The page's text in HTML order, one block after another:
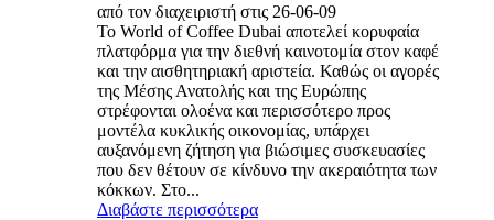
από τον διαχειριστή στις 26-06-09
Το World of Coffee Dubai αποτελεί κορυφαία
πλατφόρμα για την διεθνή καινοτομία στον καφέ
και την αισθητηριακή αριστεία. Καθώς οι αγορές
της Μέσης Ανατολής και της Ευρώπης
στρέφονται ολοένα και περισσότερο προς
μοντέλα κυκλικής οικονομίας, υπάρχει
αυξανόμενη ζήτηση για βιώσιμες συσκευασίες
που δεν θέτουν σε κίνδυνο την ακεραιότητα των
κόκκων. Στο...
Διαβάστε περισσότερα